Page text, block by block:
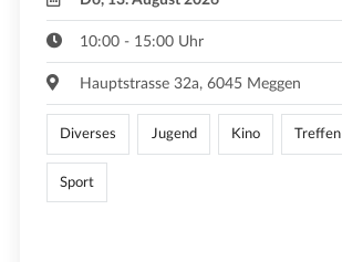
10:00 - 15:00 Uhr
Hauptstrasse 32a, 6045 Meggen
Diverses Jugend Kino Treffen
Sport